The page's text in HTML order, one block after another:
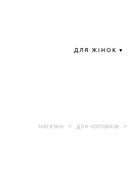
ДЛЯ ЖІНОК ▾
магазин > для чоловіків >